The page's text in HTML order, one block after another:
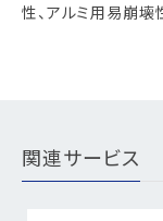
性、アルミ用易崩壊
関連サービス